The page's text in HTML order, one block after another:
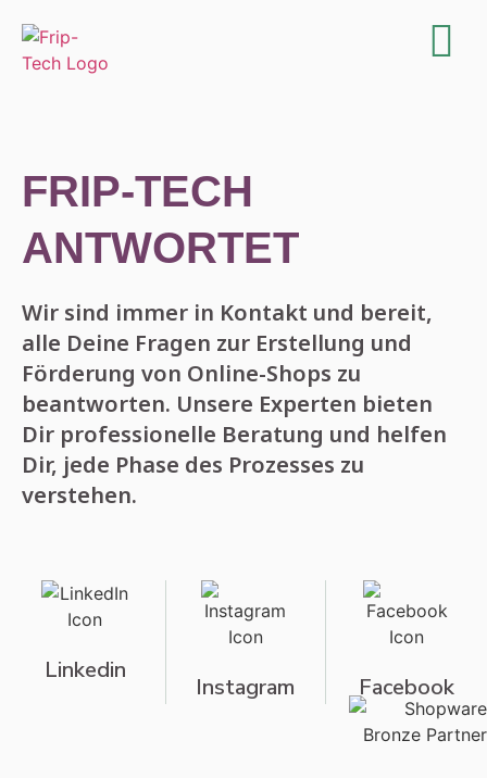
FRIP-TECH
ANTWORTET
Wir sind immer in Kontakt und bereit,
alle Deine Fragen zur Erstellung und
Förderung von Online-Shops zu
beantworten. Unsere Experten bieten
Dir professionelle Beratung und helfen
Dir, jede Phase des Prozesses zu
verstehen.
Linkedin
Instagram Facebook